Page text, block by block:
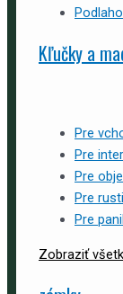
Kľučky a
Pre
Pre
Pre
Pre
Pre
Zobraziť